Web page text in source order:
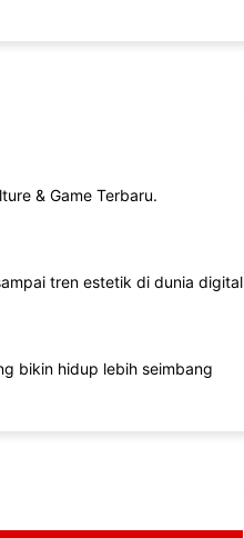
& Game Terbaru.
tren estetik di dunia digital
bikin hidup lebih seimbang